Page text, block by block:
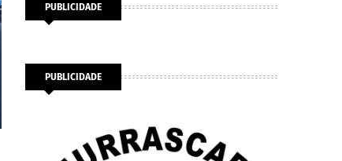
PUBLICIDADE
PUBLICIDADE